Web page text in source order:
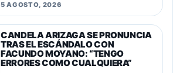
5 AGOSTO, 2026
CANDELA ARIZAGA SE PRONUNCIA
TRAS EL ESCÁNDALO CON
FACUNDO MOYANO: “TENGO
ERRORES COMO CUALQUIERA”